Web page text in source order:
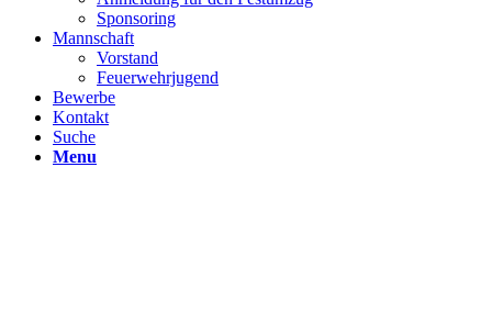
Sponsoring
Mannschaft
Vorstand
Feuerwehrjugend
Bewerbe
Kontakt
Suche
Menu